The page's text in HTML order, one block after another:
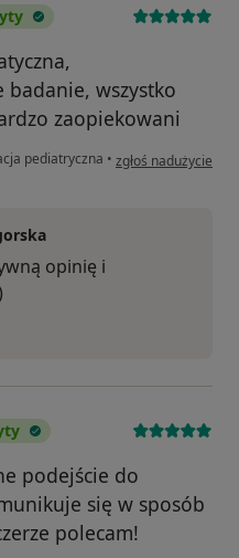
badanie, wszystko
zaopiekowani
pediatryczna • w opinii
zgłoś nadużycie
opinię i
podejście do
się w sposób
polecam!